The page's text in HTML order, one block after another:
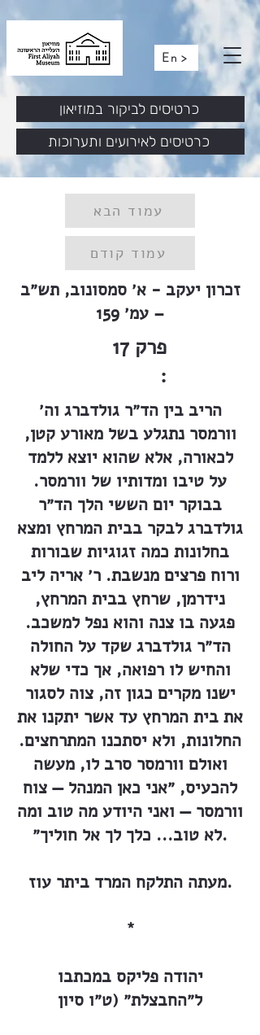
En >
כרטיסים לאירועים ותערוכות
כרטיסים לביקור במוזיאון
עמוד הבא
עמוד קודם
זכרון יעקב - א׳ סמסונוב, תש״ב
– עמ׳ 159
17 פרק
:
הריב בין הד״ר גולדברג וה׳
וורמסר נתגלע בשל מאורע קטן,
לכאורה, אלא שהוא יוצא ללמד
על טיבו ומדותיו של וורמסר.
בבוקר יום הששי הלך הד״ר
גולדברג לבקר בבית המרחץ ומצא
בחלונות כמה זגוגיות שבורות
ורוח פרצים מנשבת. ר׳ אריה ליב
נידרמן, שרחץ בבית המרחץ,
פגעה בו צנה והוא נפל למשכב.
הד״ר גולדברג שקד על החולה
והחיש לו רפואה, אך כדי שלא
ישנו מקרים כגון זה, צוה לסגור
את בית המרחץ עד אשר יתקנו את
החלונות, ולא יסתכנו המתרחצים.
ואולם וורמסר סרב לו, מעשה
להכעיס, ״אני כאן המנהל — צוח
וורמסר — ואני היודע מה טוב ומה
לא טוב... כלך לך אל חוליך״.
מעתה התלקח המרד ביתר עוז.
*
יהודה פליקס במכתבו
ל״החבצלת״ (ט״ו סיון